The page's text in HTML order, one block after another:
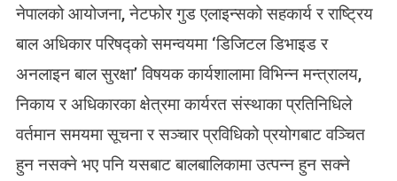
स
न
इ
न
बा
नेपालको आयोजना, नेटफोर गुड एलाइन्सको सहकार्य र राष्ट्रिय
बाल अधिकार परिषद्को समन्वयमा ‘डिजिटल डिभाइड र
अनलाइन बाल सुरक्षा’ विषयक कार्यशालामा विभिन्न मन्त्रालय,
निकाय र अधिकारका क्षेत्रमा कार्यरत संस्थाका प्रतिनिधिले
वर्तमान समयमा सूचना र सञ्चार प्रविधिको प्रयोगबाट वञ्चित
हुन नसक्ने भए पनि यसबाट बालबालिकामा उत्पन्न हुन सक्ने